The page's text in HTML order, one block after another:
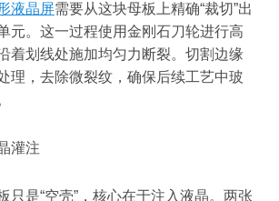
液晶屏需要从这块母板上精确“裁切”出
元。这一过程使用金刚石刀轮进行高
着划线处施加均匀力断裂。切割边缘
理，去除微裂纹，确保后续工艺中玻
灌注
只是“空壳”，核心在于注入液晶。两张